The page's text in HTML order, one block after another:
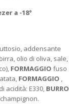
a -18°
addensante
olio di oliva, sale,
FORMAGGIO fuso
FORMAGGIO ,
acidità: E330, BURRO